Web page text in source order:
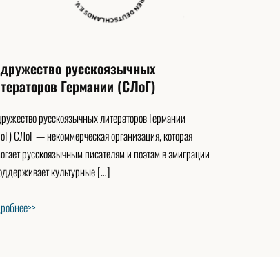
русскоязычных
Германии (СЛоГ)
русскоязычных литераторов Германии
СЛоГ — некоммерческая организация, которая
русскоязычным писателям и поэтам в эмиграции
культурные […]